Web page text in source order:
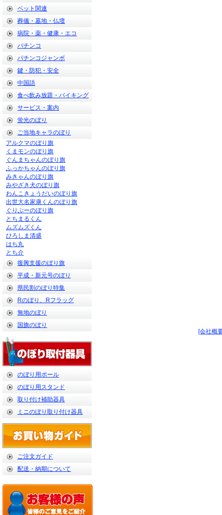
ペット関連
葬儀・墓地・仏壇
病院・薬・健康・エコ
パチンコ
パチンコジャンボ
鍵・防犯・安全
中国語
食べ飲み放題・バイキング
サービス・案内
蛍光のぼり
ご当地キャラのぼり
アルクマのぼり旗
くまモンのぼり旗
ぐんまちゃんのぼり旗
ふっかちゃんのぼり旗
みきゃんのぼり旗
みやざき犬のぼり旗
わんこきょうだいのぼり旗
出世大名家康くんのぼり旗
ぐりぶーのぼり旗
とちまるくん
ムズムズくん
ひろしま清盛
はち丸
とち介
復興支援のぼり旗
平成・新元号のぼり
県民割のぼり特集
Rのぼり、Rフラッグ
無地のぼり
国旗のぼり
のぼり用ポール
のぼり用スタンド
取り付け補助器具
ミニのぼり取り付け器具
ご注文ガイド
配送・納期について
[会社概